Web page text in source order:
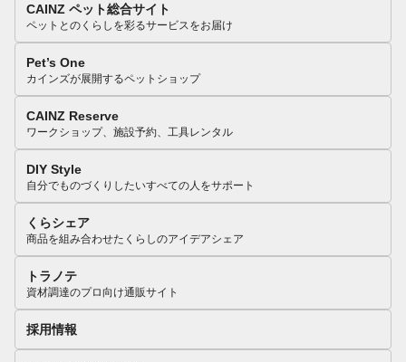
CAINZ ペット総合サイト
ペットとのくらしを彩るサービスをお届け
Pet’s One
カインズが展開するペットショップ
CAINZ Reserve
ワークショップ、施設予約、工具レンタル
DIY Style
自分でものづくりしたいすべての人をサポート
くらシェア
商品を組み合わせたくらしのアイデアシェア
トラノテ
資材調達のプロ向け通販サイト
採用情報